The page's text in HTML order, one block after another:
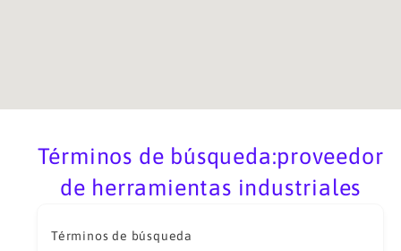
Términos de búsqueda:proveedor
de herramientas industriales
Términos de búsqueda